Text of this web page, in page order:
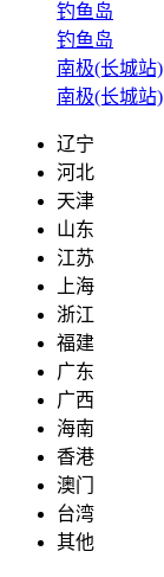
钓鱼岛
钓鱼岛
南极(长城站)
南极(长城站)
辽宁
河北
天津
山东
江苏
上海
浙江
福建
广东
广西
海南
香港
澳门
台湾
其他